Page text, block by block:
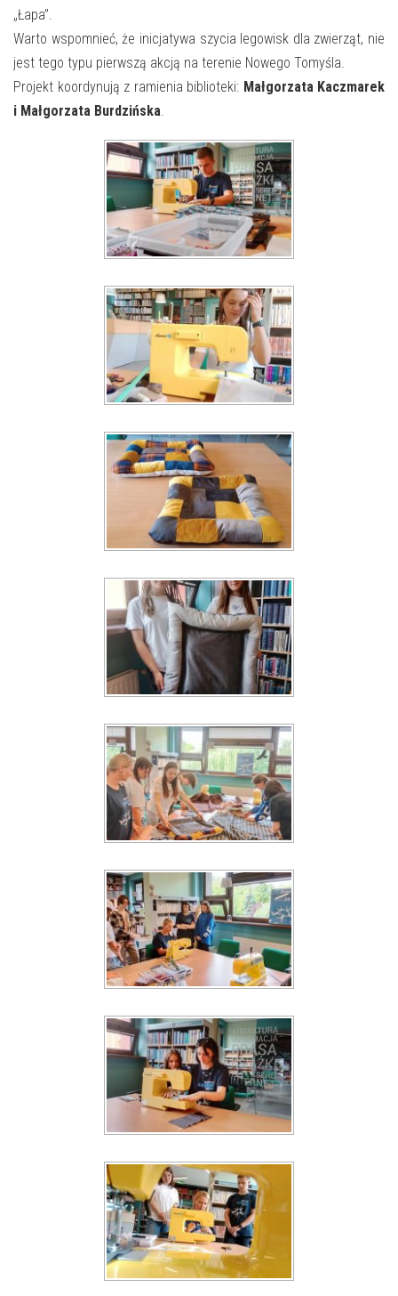
„Łapa”.
Warto wspomnieć, że inicjatywa szycia legowisk dla zwierząt, nie
jest tego typu pierwszą akcją na terenie Nowego Tomyśla.
Projekt koordynują z ramienia biblioteki: Małgorzata Kaczmarek
i Małgorzata Burdzińska.